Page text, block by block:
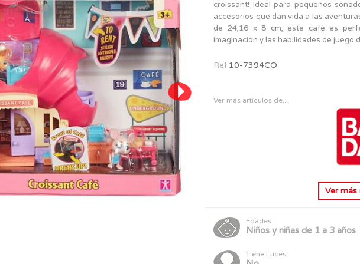
TODOS LOS JUGUETES
PERSONAJES
croissant! Ideal para pequeños
accesorios que dan vida a las
de 24,16 x 8 cm, este café es
imaginación y las habilidades de juego
Ref.10-7394CO
Ver más artículos de...
Ver más
Edades
Niños y niñas de 1 a 3 años
Tiene Luces